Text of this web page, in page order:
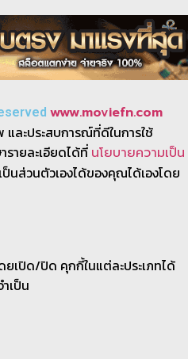
www.moviefn.com
ละประสบการณ์ที่ดีในการใช้
ายละเอียดได้ที่ นโยบายความเป็น
ป็นส่วนตัวเองได้ของคุณได้เองโดย
เปิด/ปิด คุกกี้ในแต่ละประเภทได้
เป็น